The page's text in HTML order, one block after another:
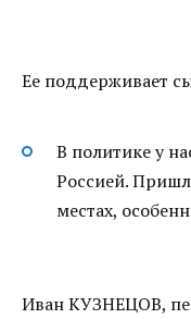
Ее поддерживает
В политике у
Россией.
местах,
Иван КУЗНЕЦОВ,